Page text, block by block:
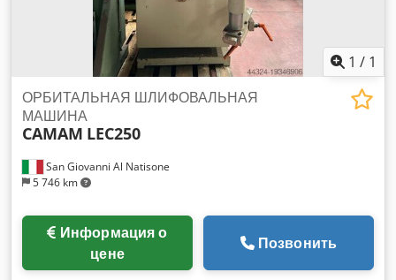
1 / 1
San Giovanni Al Natisone
5 746 km
ОРБИТАЛЬНАЯ ШЛИФОВАЛЬНАЯ
МАШИНА
CAMAM LEC250
цене
Позвонить